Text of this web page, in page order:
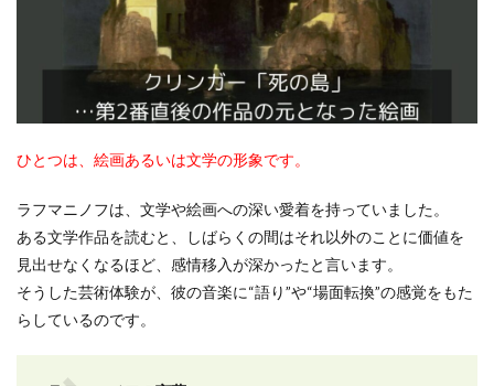
ひとつは、絵画あるいは文学の形象です。
ラフマニノフは、文学や絵画への深い愛着を持っていました。
ある文学作品を読むと、しばらくの間はそれ以外のことに価値を
見出せなくなるほど、感情移入が深かったと言います。
そうした芸術体験が、彼の音楽に“語り”や“場面転換”の感覚をもた
らしているのです。